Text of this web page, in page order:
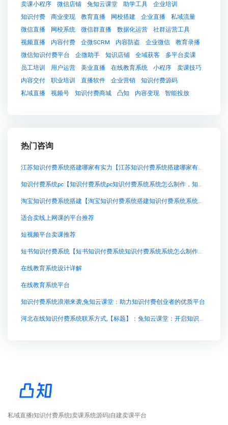
卖课小程序
微信店铺 兔知云课堂 助学工具
企业培训
知识付费
商业变现 教育直播 网校搭建 企业直播
私域流量
微信直播
网校系统 微信群直播 数据化运营
社群运营工具
视频直播
内容付费 企微SCRM 内容防盗 企业微信
教育录播
微信知识付费平台
企微助手 知识店铺 全域获客
多平台卖课
员工培训
用户运营 美业直播 在线教育系统 小程序
卖课技巧
内容交付
职业培训 直播软件 企业营销
知识付费源码
私域直播
视频号 知识付费商城 凸知 内容变现 智能投放
热门咨询
江苏知识付费系统搭建哪家有实力【江苏知识付费系统搭建哪家有实力知识付费系统系统怎么制作，知识付费系统搭建使用教程】
知识付费系统pc【知识付费系统pc知识付费系统系统怎么制作，知识付费系统搭建使用教程】
淘宝知识付费系统搭建【淘宝知识付费系统搭建知识付费系统系统怎么制作，知识付费系统搭建使用教程】
适合卖线上网课的平台推荐
短视频平台卖课推荐
短书知识付费系统【短书知识付费系统知识付费系统系统怎么制作，知识付费系统搭建使用教程】
在线教育系统设计详解
在线教育系统平台
知识付费系统浪潮来袭,兔知云课堂：助力知识付费创业者的优质平台
河北在线知识付费系统联系方式,【标题】：兔知云课堂：开启知识智慧的源泉
私域直播|知识付费系统|卖课系统源码|自建卖课平台